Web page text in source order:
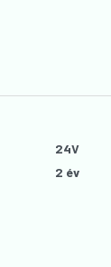
24V
2 év